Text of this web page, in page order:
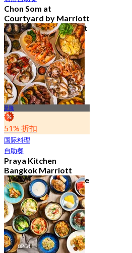
Chon Som at
Courtyard by Marriott
Suvarnabhumi Airport
4.8
15.1K 已预订
起฿ 595
是隆
51% 折扣
国际料理
自助餐
Praya Kitchen
Bangkok Marriott
Hotel The Surawongse
4.7
5.7K 已预订
起฿ 498